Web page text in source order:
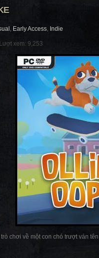
, Early Access, Indie
Lượt xem: 9,253
trò chơi về một con chó trượt ván